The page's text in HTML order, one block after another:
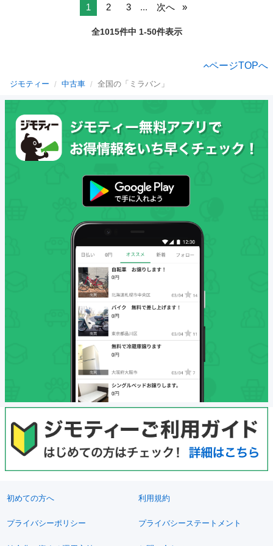
1 2 3 ... 次へ
全1015件中 1-50件表示
ページTOPへ
ジモティー 中古車 全国の「ミラバン」
初めての方へ 利用規約
プライバシーポリシー プライバシーステートメント